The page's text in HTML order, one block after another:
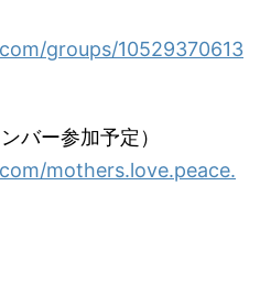
groups/10529370613
バー参加予定）
mothers.love.peace.